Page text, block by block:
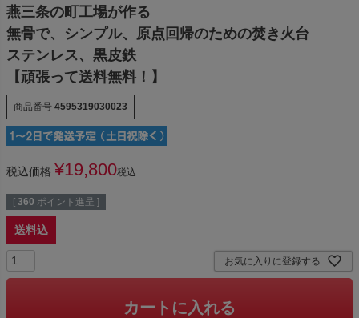
燕三条の町工場が作る
無骨で、シンプル、原点回帰のための焚き火台
ステンレス、黒皮鉄
【頑張って送料無料！】
商品番号 4595319030023
税込価格 ¥19,800税込
[ 360 ポイント進呈 ]
送料込
お気に入りに登録する
カートに入れる